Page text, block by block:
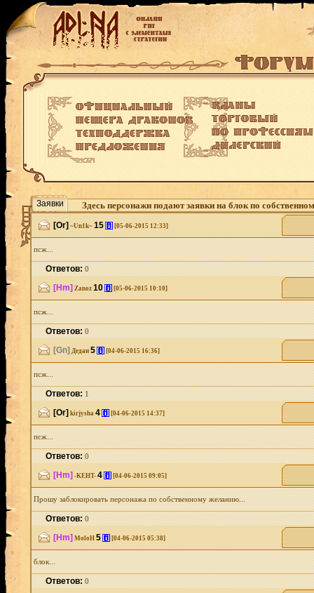
Заявки Здесь персонажи подают заявки на блок по
[Or] ~Un1k~ 15 [i] [05-06-2015 12:33]
псж...
Ответов:0
[Hm] Zanoz 10 [i] [05-06-2015 10:10]
псж...
Ответов:0
[Gn] Дедан 5 [i] [04-06-2015 16:36]
псж...
Ответов:1
[Or] kirjysha 4 [i] [04-06-2015 14:37]
псж...
Ответов:0
[Hm] -KEHT- 4 [i] [04-06-2015 09:05]
Прошу заблокировать персонажа по собственному желанию...
Ответов:0
[Hm] MoloH 5 [i] [04-06-2015 05:38]
блок...
Ответов:0